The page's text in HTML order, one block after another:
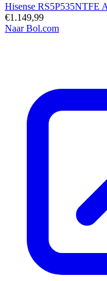
Hisense RS5P535NTFE
€1.149,99
Naar Bol.com